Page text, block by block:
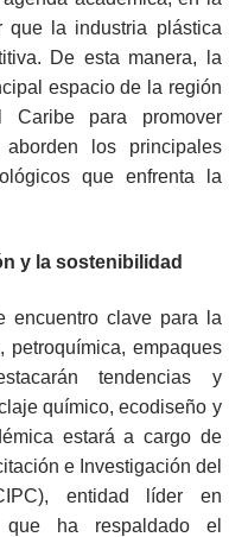
que la industria plástica
De esta manera, la
espacio de la región
Caribe para promover
los principales
que enfrenta la
y la sostenibilidad
encuentro clave para la
petroquímica, empaques
tendencias y
químico, ecodiseño y
estará a cargo de
e Investigación del
entidad líder en
que ha respaldado el